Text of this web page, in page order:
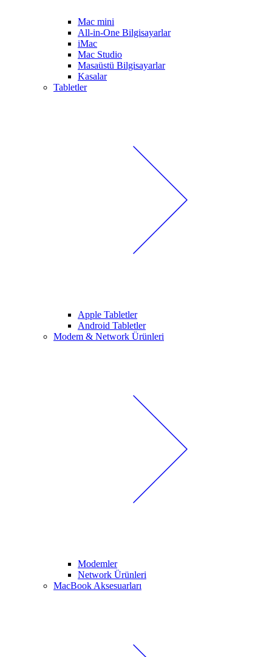
Mac mini
All-in-One Bilgisayarlar
iMac
Mac Studio
Masaüstü Bilgisayarlar
Kasalar
Tabletler
Apple Tabletler
Android Tabletler
Modem & Network Ürünleri
Modemler
Network Ürünleri
MacBook Aksesuarları